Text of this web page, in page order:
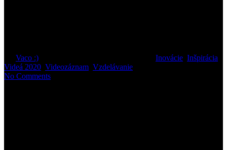
Vaco :) Inovácie Inšpirácia
Videá 2020 Videozáznam Vzdelávanie
No Comments